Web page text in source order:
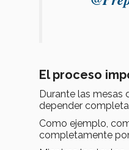
El proceso
Durante las mesas
depender
Como ejemplo,
completamente